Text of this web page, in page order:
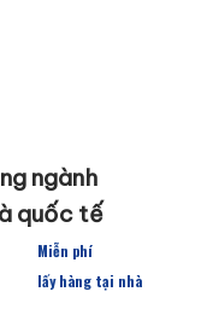
ngành
quốc tế
Miễn phí
lấy hàng tại nhà